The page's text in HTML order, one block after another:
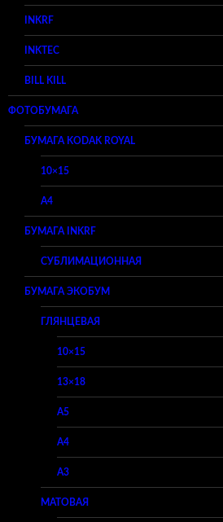
INKRF
INKTEC
BILL KILL
ФОТОБУМАГА
БУМАГА KODAK ROYAL
10×15
A4
БУМАГА INKRF
СУБЛИМАЦИОННАЯ
БУМАГА ЭКОБУМ
ГЛЯНЦЕВАЯ
10×15
13×18
A5
A4
A3
МАТОВАЯ